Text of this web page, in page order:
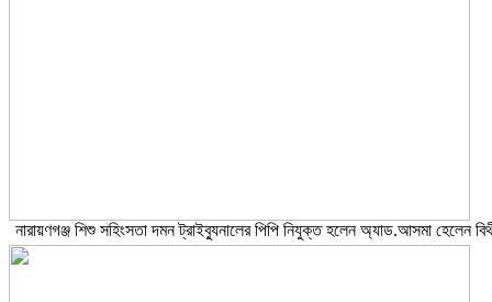
নারায়ণগঞ্জ শিশু সহিংসতা দমন ট্রাইব্যুনালের পিপি নিযুক্ত হলেন অ্যাড.আসমা হেলেন